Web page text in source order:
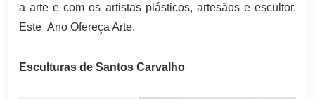
a arte e com os artistas plásticos, artesãos e escultor.
Este Ano Ofereça Arte.
Esculturas de Santos Carvalho